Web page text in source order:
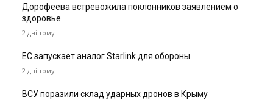
Дорофеева встревожила поклонников заявлением о
здоровье
2 дні тому
ЕС запускает аналог Starlink для обороны
2 дні тому
ВСУ поразили склад ударных дронов в Крыму